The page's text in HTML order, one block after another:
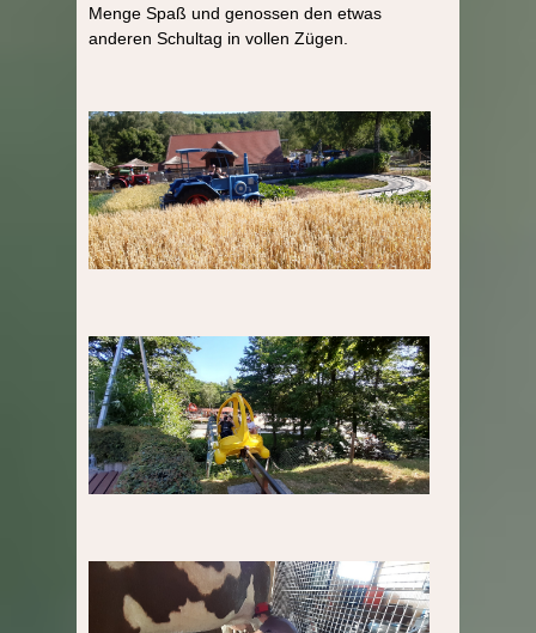
Menge Spaß und genossen den etwas
anderen Schultag in vollen Zügen.